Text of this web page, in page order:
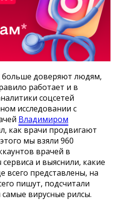
больше доверяют людям,
работает и в
соцсетей
исследовании с
Владимиром
как врачи продвигают
мы взяли 960
врачей в
и выяснили, какие
всего представлены, на
пишут, подсчитали
вирусные рилсы.